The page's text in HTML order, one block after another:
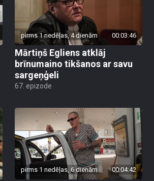
pirms 1 nedēļas, 4 dienām 00:03:46
Mārtiņš Egliens atklāj
brīnumaino tikšanos ar savu
sargeņģeli
67. epizode
pirms 1 nedēļas, 6 dienām 00:04:42